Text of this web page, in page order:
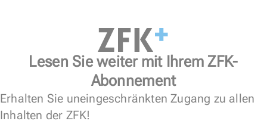
Lesen Sie weiter mit Ihrem ZFK-
Abonnement
Erhalten Sie uneingeschränkten Zugang zu allen
Inhalten der ZFK!